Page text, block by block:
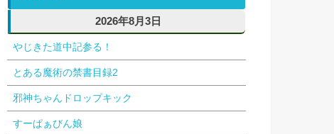
2026年8月3日
やじきた道中記参る！
とある魔術の禁書目録2
邪神ちゃんドロップキック
すーぱぁびん娘